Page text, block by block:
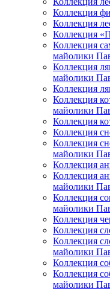
Коллекция
Коллекция
Коллекция
Коллекция
майолики
Коллекция
майолики
Коллекция
Коллекция
майолики
Коллекция
Коллекция
Коллекция
майолики
Коллекция
Коллекция
майолики
Коллекция
майолики
Коллекция
Коллекция
Коллекция
майолики
Коллекция
Коллекция
майолики